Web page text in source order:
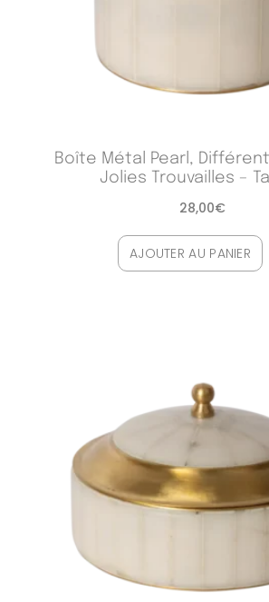
Boîte Métal Pearl,
Jolies Trouvailles –
28,00€
AJOUTER AU PANIER